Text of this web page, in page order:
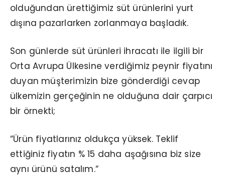
olduğundan ürettiğimiz süt ürünlerini yurt
dışına pazarlarken zorlanmaya başladık.
Son günlerde süt ürünleri ihracatı ile ilgili bir
Orta Avrupa Ülkesine verdiğimiz peynir fiyatını
duyan müşterimizin bize gönderdiği cevap
ülkemizin gerçeğinin ne olduğuna dair çarpıcı
bir örnekti;
“Ürün fiyatlarınız oldukça yüksek. Teklif
ettiğiniz fiyatın % 15 daha aşağısına biz size
aynı ürünü satalım.“